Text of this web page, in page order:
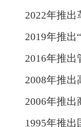
2022年推出
2019年推出
2016年推出
2008年推出
2006年推出
1995年推出